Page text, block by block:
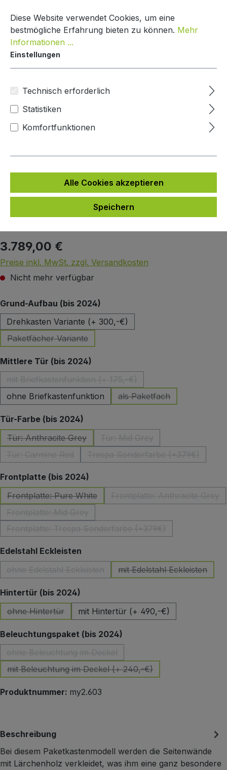
Paketkasten Nature Line
Mypaketkasten
Bildergalerie überspringen
Regulärer Preis:
3.789,00 €
Preise inkl. MwSt. zzgl. Versandkosten
Nicht mehr verfügbar
Grund-Aufbau (bis 2024)
Drehkasten Variante (+ 300,-€)
Paketfächer Variante
(Diese Option ist zurzeit nicht verfügbar.)
Mittlere Tür (bis 2024)
(Diese Option ist zurzeit nicht verfügbar.)
ohne Briefkastenfunktion als Paketfach
(Diese Option ist zurzeit
Tür-Farbe (bis 2024)
Tür: Anthracite Grey
(Diese Option ist zurzeit nicht verfügbar.)
(Diese Option ist zurzeit nicht verfügbar.)(Diese Option ist zurzeit
Frontplatte (bis 2024)
Frontplatte: Pure White
(Diese Option ist zurzeit nicht verfügbar.)
(Diese Option ist zurzeit nicht verfügbar.)
(Diese Option ist zurzeit nicht verfügbar.)
Edelstahl Eckleisten
(Diese Option ist zurzeit nicht verfügbar.)
mit Edelstahl Eckleisten
(Diese Option ist
Hintertür (bis 2024)
ohne Hintertür
(Diese Option ist zurzeit nicht verfügbar.)
mit Hintertür (+ 490,-€)
Beleuchtungspaket (bis 2024)
(Diese Option ist zurzeit nicht verfügbar.)
mit Beleuchtung im Deckel (+ 240,-€)
(Diese Option ist zurzeit nicht verfügbar.)
Produktnummer: my2.603
Beschreibung
Bei diesem Paketkastenmodell werden die Seitenwände
mit Lärchenholz verkleidet, was ihm eine ganz besondere
Diese Website verwendet Cookies, um eine
bestmögliche Erfahrung bieten zu können. Mehr
Informationen ...
Einstellungen
Technisch erforderlich
Statistiken
Komfortfunktionen
Alle Cookies akzeptieren
Speichern